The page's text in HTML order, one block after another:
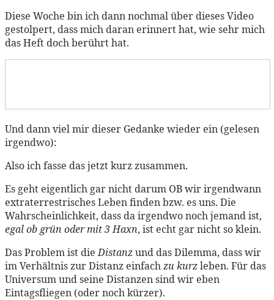
Diese Woche bin ich dann nochmal über dieses Video
gestolpert, dass mich daran erinnert hat, wie sehr mich
das Heft doch berührt hat.
Und dann viel mir dieser Gedanke wieder ein (gelesen
irgendwo):
Also ich fasse das jetzt kurz zusammen.
Es geht eigentlich gar nicht darum OB wir irgendwann
extraterrestrisches Leben finden bzw. es uns. Die
Wahrscheinlichkeit, dass da irgendwo noch jemand ist,
egal ob grün oder mit 3 Haxn, ist echt gar nicht so klein.
Das Problem ist dieDistanzund das Dilemma, dass wir
im Verhältnis zur Distanz einfachzu kurzleben. Für das
Universum und seine Distanzen sind wir eben
Eintagsfliegen (oder noch kürzer).